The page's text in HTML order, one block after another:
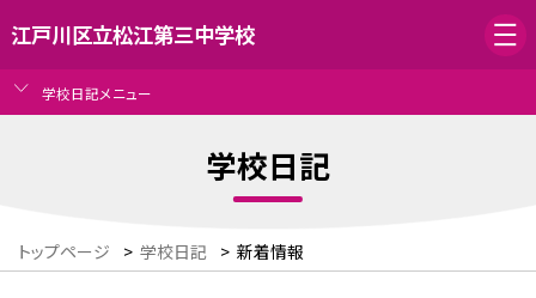
江戸川区立松江第三中学校
学校日記メニュー
学校日記
トップページ > 学校日記 > 新着情報